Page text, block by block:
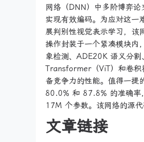
网络（DNN）中多阶博弈
实现有效编码。为应对这一
展判别性视觉表示学习，
操作封装于一个紧凑模块内
象检测、ADE20K 语义分
Transformer（ViT）和卷积
备竞争力的性能。值得一
80.0% 和 87.8% 的准确率
17M 个参数。该网络的源
文章链接